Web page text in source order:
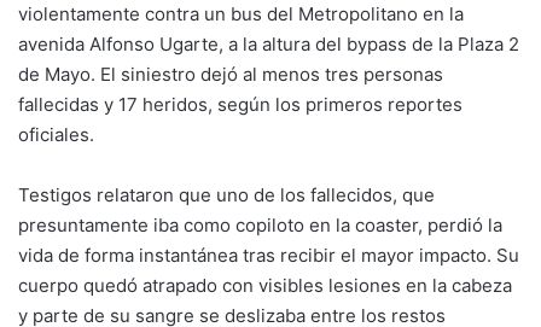
violentamente contra un bus del Metropolitano en la
avenida Alfonso Ugarte, a la altura del bypass de la Plaza 2
de Mayo. El siniestro dejó al menos tres personas
fallecidas y 17 heridos, según los primeros reportes
oficiales.
Testigos relataron que uno de los fallecidos, que
presuntamente iba como copiloto en la coaster, perdió la
vida de forma instantánea tras recibir el mayor impacto. Su
cuerpo quedó atrapado con visibles lesiones en la cabeza
y parte de su sangre se deslizaba entre los restos